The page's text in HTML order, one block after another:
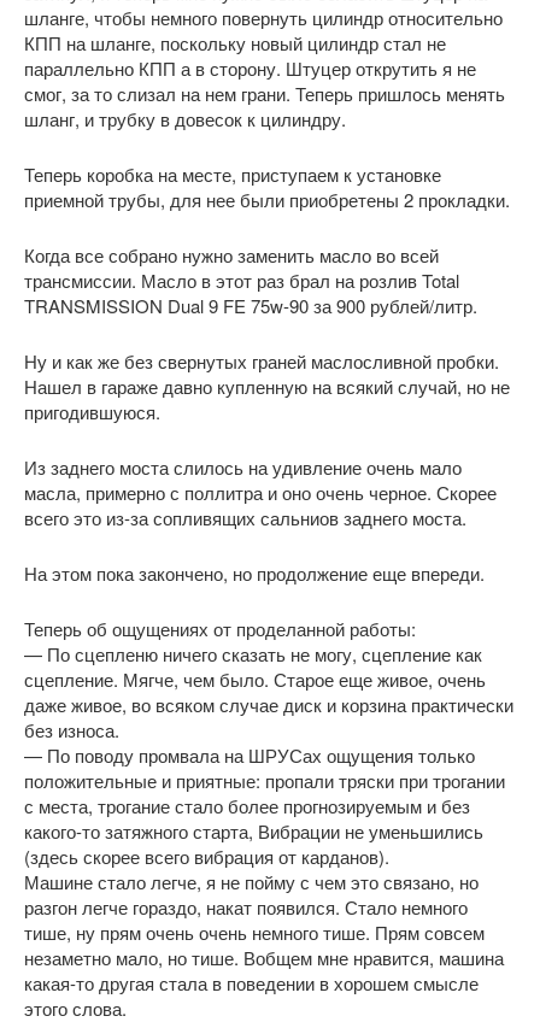
шланге, чтобы немного повернуть цилиндр относительно
КПП на шланге, поскольку новый цилиндр стал не
параллельно КПП а в сторону. Штуцер открутить я не
смог, за то слизал на нем грани. Теперь пришлось менять
шланг, и трубку в довесок к цилиндру.
Теперь коробка на месте, приступаем к установке
приемной трубы, для нее были приобретены 2 прокладки.
Когда все собрано нужно заменить масло во всей
трансмиссии. Масло в этот раз брал на розлив Total
TRANSMISSION Dual 9 FE 75w-90 за 900 рублей/литр.
Ну и как же без свернутых граней маслосливной пробки.
Нашел в гараже давно купленную на всякий случай, но не
пригодившуюся.
Из заднего моста слилось на удивление очень мало
масла, примерно с поллитра и оно очень черное. Скорее
всего это из-за сопливящих сальниов заднего моста.
На этом пока закончено, но продолжение еще впереди.
Теперь об ощущениях от проделанной работы:
— По сцепленю ничего сказать не могу, сцепление как
сцепление. Мягче, чем было. Старое еще живое, очень
даже живое, во всяком случае диск и корзина практически
без износа.
— По поводу промвала на ШРУСах ощущения только
положительные и приятные: пропали тряски при трогании
с места, трогание стало более прогнозируемым и без
какого-то затяжного старта, Вибрации не уменьшились
(здесь скорее всего вибрация от карданов).
Машине стало легче, я не пойму с чем это связано, но
разгон легче гораздо, накат появился. Стало немного
тише, ну прям очень очень немного тише. Прям совсем
незаметно мало, но тише. Вобщем мне нравится, машина
какая-то другая стала в поведении в хорошем смысле
этого слова.